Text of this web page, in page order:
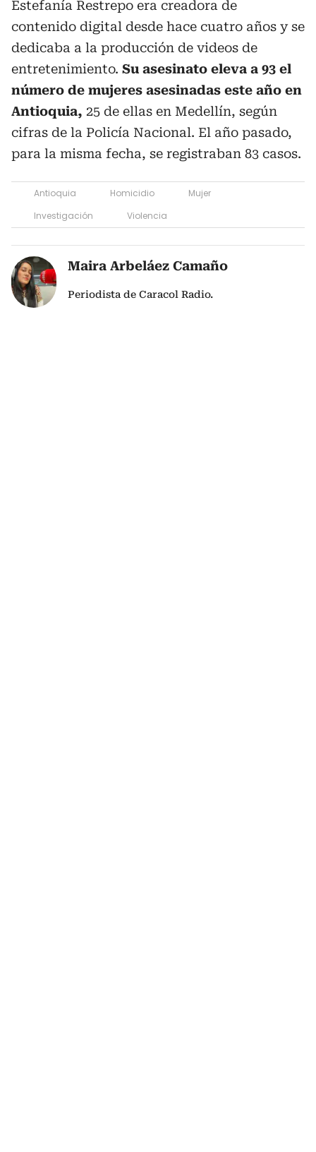
Estefanía Restrepo era creadora de
contenido digital desde hace cuatro años y se
dedicaba a la producción de videos de
entretenimiento. Su asesinato eleva a 93 el
número de mujeres asesinadas este año en
Antioquia, 25 de ellas en Medellín, según
cifras de la Policía Nacional. El año pasado,
para la misma fecha, se registraban 83 casos.
Antioquia Homicidio
Mujer
Investigación
Violencia
Maira Arbeláez Camaño
Periodista de Caracol Radio.